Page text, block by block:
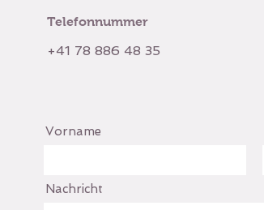
Telefonnummer
+41 78 886 48 35
Vorname
Nachricht